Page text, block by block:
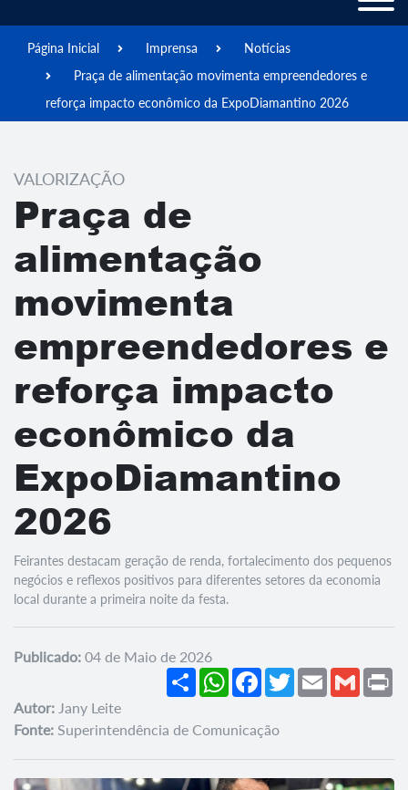
Página Inicial Imprensa
Notícias
Praça de alimentação movimenta empreendedores e
reforça impacto econômico da ExpoDiamantino 2026
VALORIZAÇÃO
Praça de
alimentação
movimenta
empreendedores e
reforça impacto
econômico da
ExpoDiamantino
2026
Feirantes destacam geração de renda, fortalecimento dos pequenos
negócios e reflexos positivos para diferentes setores da economia
local durante a primeira noite da festa.
Publicado: 04 de Maio de 2026
Share WhatsAppFacebook
TwitterEmail Gmail
Autor: Jany Leite
Fonte: Superintendência de Comunicação